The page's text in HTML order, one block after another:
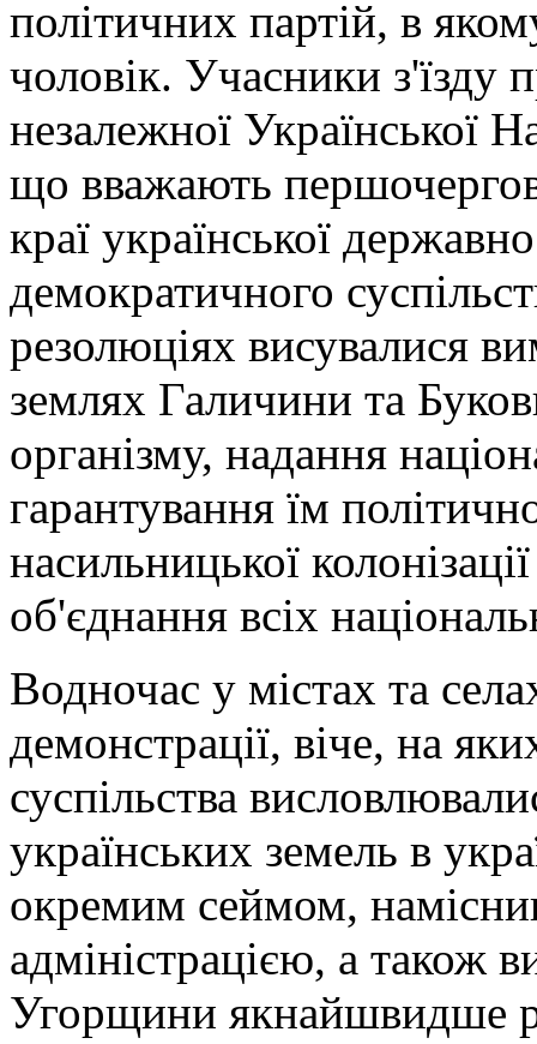
політичних партій, в
чоловік. Учасники з'їзду
незалежної Української
що вважають
краї української
демократичного
резолюціях висувалися
землях Галичини та
організму, надання
гарантування їм
насильницької
об'єднання всіх
Водночас у містах та
демонстрації, віче, на
суспільства
українських земель в
окремим сеймом,
адміністрацією, а також
Угорщини якнайшвидше